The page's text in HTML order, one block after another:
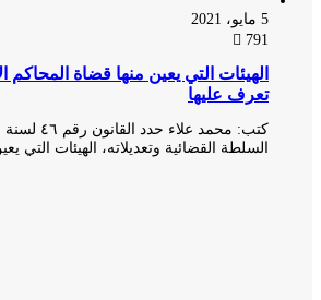
الهيئات التي يعين منها قضاة المحاكم
تعرف عليها
السلطة القضائية وتعديلاته، الهيئات التي يعين